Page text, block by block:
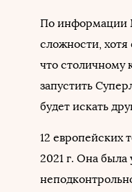
По информации
сложности,
что столичному
запустить
будет искать
12 европейских
2021 г. Она была